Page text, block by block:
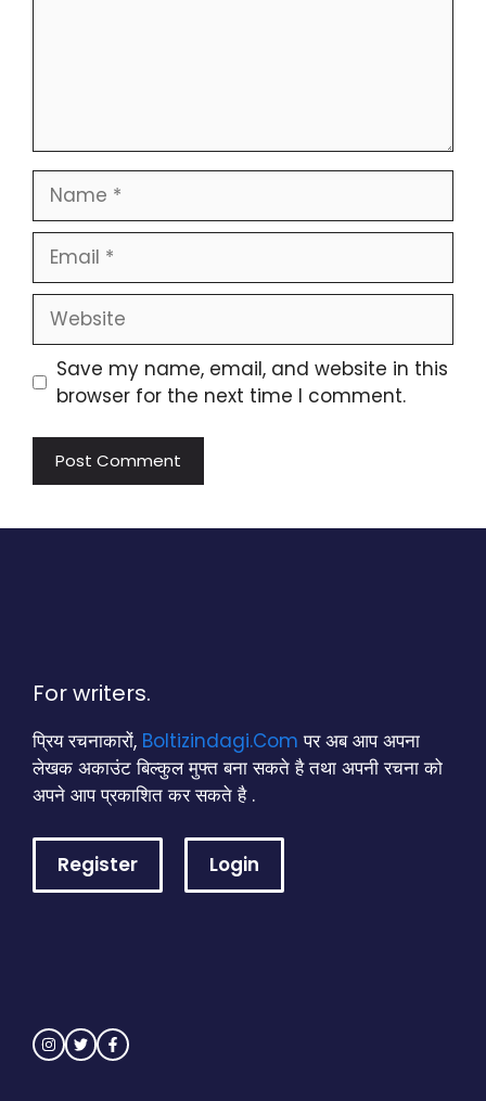
Name
Email
Website
Save my name, email, and website in this
browser for the next time I comment.
For writers.
प्रिय रचनाकारों, Boltizindagi.Com पर अब आप अपना
लेखक अकाउंट बिल्कुल मुफ्त बना सकते है तथा अपनी रचना को
अपने आप प्रकाशित कर सकते है .
Register Login